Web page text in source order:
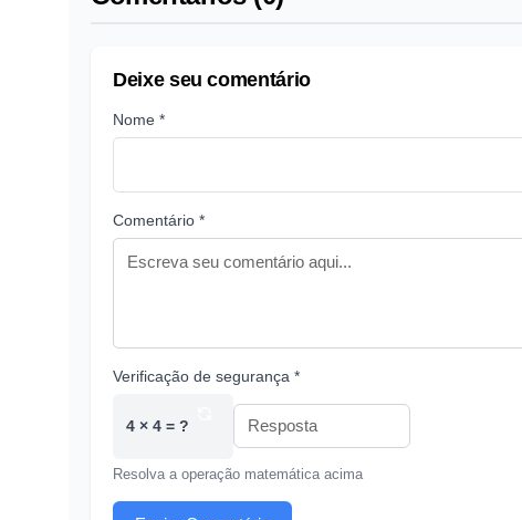
Deixe seu comentário
Nome *
Comentário *
Verificação de segurança *
4 × 4 = ?
Resolva a operação matemática acima